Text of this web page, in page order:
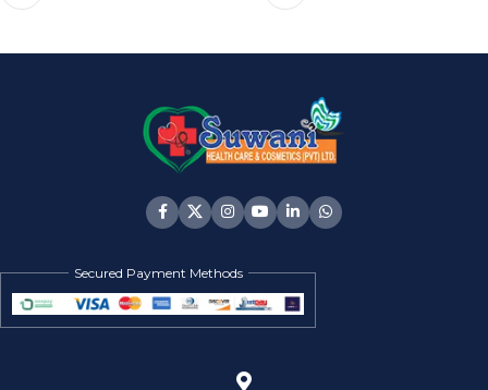
Secured Payment Methods